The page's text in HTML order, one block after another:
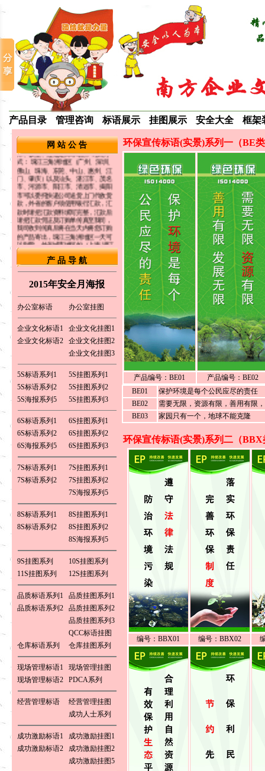
产品目录 管理咨询 标语展示 挂图展示 安全大全 框架
网 站 公 告
报，生产管理系列标语挂图，
5S/6S/7S/8S宣传标语挂图，环保宣
传标语海报，ROHS/ISO14001系列
标语海报，企业文化类标语挂图，食
堂礼仪宣传图片，成功激励口号 警觉
提醒标语画口号 节约能源标语挂图，
企业培训标语，生产安全宣传标语挂
图 企业成本控制标语海报 酒店宾馆服
务标语 学校文明礼仪标语 食品卫生安
全标语 企业成本控制标语 各法律宣传
标语 防偷防盗口号标语 医院医疗宣传
标语 车间生产控制标语等...欢迎光临
选购详细内容请参考本公司网站：
www.5s886.com
适合张贴场所：办公室、车间办公
库、饭堂、过道走廊等场所. 订购方
式： 珠江三角洲地区（广州、深圳、
佛山、珠海、东莞、中山、惠州、江
门、肇庆）以及汕头、湛江市、茂名
市、河源市、阳江市、清远市、揭阳
市可以委托快递公司送货上门代收货
款，外省的客户须使用银行汇款，汇
款时请把汇款资料填写完整，汇款后
请把汇款凭证及订购单传真至我司，
我司收到传真后将在当天内将您订购
的产品寄出，珠江三角洲地区一天可
以到货，外省城市地区如（上海 浙江
杭州 宁波 温州 天津 福建 福州市 厦门
市 江苏省 南京市 无锡市 徐州市 常州
市 苏州市 山东省 济南市 青岛市 河南
郑州，洛阳 湖北 武汉市 湖南 长沙市
西安 昆明 贵阳 成都 青海 兰州 江西
南昌）3-4天可以到货。
0769-82286226 13922515848
联系人：白先生
产 品 导 航
2015年安全月海报
办公室标语 办公室挂图
企业文化标语1
企业文化挂图1
企业文化标语2
企业文化挂图2
企业文化挂图3
5S标语系列1
5S挂图系列1
5S标语系列2
5S挂图系列2
5S海报系列5
5S挂图系列3
6S标语系列1
6S挂图系列1
6S标语系列2
6S挂图系列2
6S海报系列5
6S挂图系列3
7S标语系列1
7S挂图系列1
7S标语系列2
7S挂图系列2
7S海报系列5
8S标语系列1
8S挂图系列1
8S标语系列2
8S挂图系列2
8S海报系列5
9S挂图系列
10S挂图系列
11S挂图系列
12S挂图系列
品质标语系列1
品质挂图系列1
品质标语系列2
品质挂图系列2
品质挂图系列3
QCC标语挂图
仓库标语系列
仓库挂图系列
现场管理标语1
现场管理挂图
现场管理标语2
PDCA系列
经营管理标语
经营管理挂图
成功人士系列
成功激励标语1
成功激励挂图1
成功激励标语2
成功激励挂图2
成功激励挂图5
环保宣传标语(实景)系列一（BE
产品编号：BE01
产品编号：BE02
BE01
保护环境是每个公民应尽的责任
BE02
需要无限，资源有限，善用有限
BE03
家园只有一个，地球不能克隆
环保宣传标语(实景)系列二（BBX
编号：BBX01 编号：BBX02